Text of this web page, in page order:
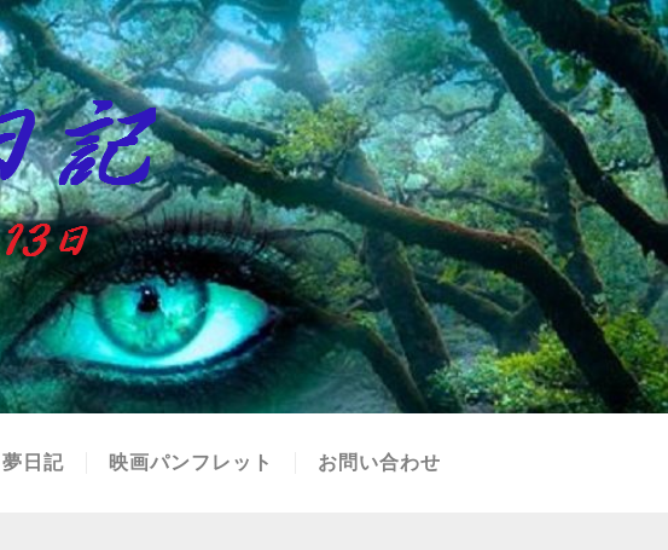
夢日記 映画パンフレット お問い合わせ